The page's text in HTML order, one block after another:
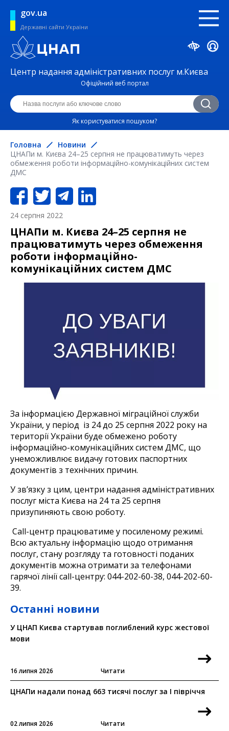
gov.ua
Державні сайти України
Центр надання адміністративних послуг м.Києва
Офіційний веб портал
Як користуватися пошуком?
Головна
Новини
ЦНАПи м. Києва 24–25 серпня не працюватимуть через
обмеження роботи інформаційно-комунікаційних систем
ДМС
24 серпня 2022
ЦНАПи м. Києва 24–25 серпня не
працюватимуть через обмеження
роботи інформаційно-
комунікаційних систем ДМС
За інформацією Державної міграційної служби
України, у період із 24 до 25 серпня 2022 року на
території України буде обмежено роботу
інформаційно-комунікаційних систем ДМС, що
унеможливлює видачу готових паспортних
документів з технічних причин.
У зв’язку з цим, центри надання адміністративних
послуг міста Києва на 24 та 25 серпня
призупиняють свою роботу.
Сall-центр працюватиме у посиленому режимі.
Всю актуальну інформацію щодо отримання
послуг, стану розгляду та готовності поданих
документів можна отримати за телефонами
гарячої лінії call-центру: 044-202-60-38, 044-202-60-
39.
Останні новини
У ЦНАП Києва стартував поглиблений курс жестової
мови
16 липня 2026 Читати
ЦНАПи надали понад 663 тисячі послуг за I півріччя
02 липня 2026 Читати